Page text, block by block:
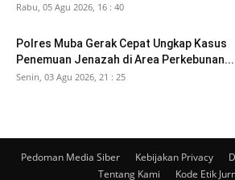
Rabu, 05 Agu 2026, 16 : 40
Polres Muba Gerak Cepat Ungkap Kasus
Penemuan Jenazah di Area Perkebunan...
Senin, 03 Agu 2026, 21 : 25
Pedoman Media Siber Kebijakan Privacy
Tentang Kami
Kode Etik